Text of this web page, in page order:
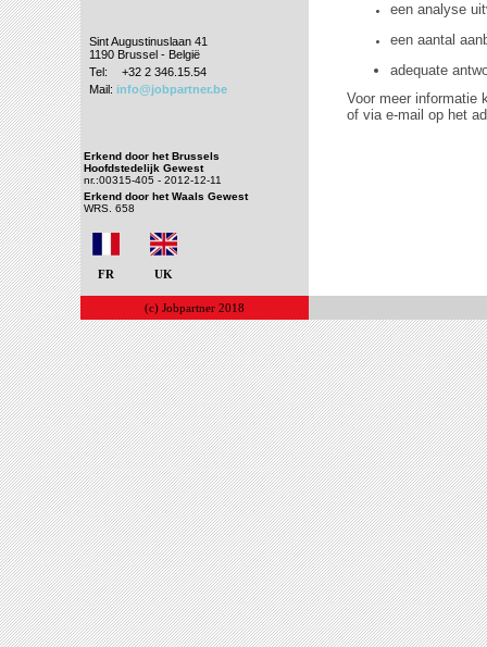
Sint Augustinuslaan 41
1190 Brussel - België
Tel:
+32 2 346.15.54
Mail: info@jobpartner.be
Erkend door het Brussels
Hoofdstedelijk Gewest
nr.:00315-405 - 2012-12-11
Erkend door het Waals Gewest
WRS. 658
FR UK
een analyse
een aantal
adequate
Voor meer informatie
of via e-mail op het
(c) Jobpartner 2018